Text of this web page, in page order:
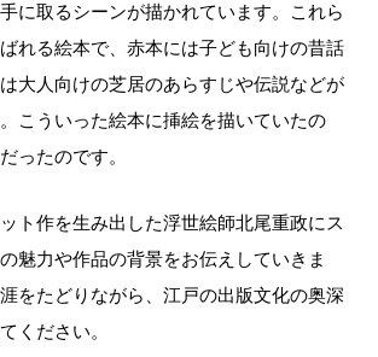
に取るシーンが描かれています。これら
れる絵本で、赤本には子ども向けの昔話
大人向けの芝居のあらすじや伝説などが
こういった絵本に挿絵を描いていたの
ったのです。
ト作を生み出した浮世絵師北尾重政にス
魅力や作品の背景をお伝えしていきま
をたどりながら、江戸の出版文化の奥深
ください。